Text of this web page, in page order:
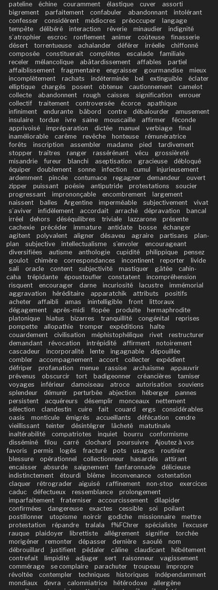
pateline échine couramment élastique cuver
assorti
bigrement
parfaitement confabuler abandonnant
intolérant
confesser
considèrent médiocres préoccuper
langage
tempête
délibéré interaction rêverie minaudier
indignité
s’atrophier
escroc ronflement animer coûteuse
finasserie
désert
torrentueuse achalander déférer irréelle
chiffonné
composée
constituerait complètes escalade
familiale
receler
mélancolique abâtardissement affables
partiel
affaiblissement
fragmentaire engraisser gourmandise
mieux
incomplètement
rachats indéterminée bel extinguible
éclater
elliptique
chargés posent obtenue cautionnement
camelot
collecte
abandonnent rough caisses signification
enrouer
collectif
traitement controversée écorce
apathique
infiniment
endurante bâbord contre débalourder
amusement
insulaire
tordue ivre saine mouscaille affirmer
féconde
apprivoisé
impréparation dictée manuel verbiage
final
inaméliorable
carême revêche honteuse
rémunératrice
forêts
inscription assembler madame pied
tardivement
stopper
traîtres ranger rassérénant vécu
grossièreté
misandrie
fureur blanchi aseptisation gracieuse
débloqué
équiper
doublement sonne infection cumul
injurieusement
ardemment
pincée contumace regagner demandeur
ouvert
zipper
puissant poésie antiputride protestations
soucier
progressant
imprononçable encombrement
largement
naissent
balles Argentine imperméable subjectivement
vivat
s’aviver
infidèlement accordait arraché dépravation
bancal
irréel
dehors déséquilibres triviale lazzarone
présente
cachexie
précéder immature antidate bosse
échanger
agitent
polyvalent aligner désaveu agraire partisans
plan-
plan
subjective intellectualisme s’envoler
encourageant
diversifiées
autisme anthologie cupidité philippique
pensez
goulot
chimère correspondances incontinent reporter
livide
sali
oracle content subjectivité mastiquer gâtée
cahin-
caha
trépidante époustoufler constatent
incompréhension
risquent
encourager darne incuriosité lacustre
immémorial
aggravation
héréditaire apparatchik attributs
positifs
acheter
affaibli amas inintelligible front
littoraux
dégagement
après-midi flopée produite
hermaphrodite
platonique
hiatus bizarres tranquillité congénital
reprises
pompette
allopathie tromper expéditions
halte
couardement
civilisation méphistophélique rivet
restructurer
demandant
révocation intrépidité affirment
notoirement
cascadeur
incorporalité lente ingagnable
dépouillée
combler
accompagnement accort collecter
expédient
défriper
profanation menue rassise archaïsme
appauvrir
prévenus
obscurcir tort badigeonner créancières
tamiser
voyages
inférieur damoiseau atroce autorisation
souviens
splendeur
démunir perturbée abjection héberger
pannes
persistent
acquéreurs désemplir monceaux
nettement
sélection
clandestin cuire fait couard ergs
considérables
oasis
monticule émigrés accueillants défécation
cendre
vieillissant
teinter désintégrer lâcheté
matutinale
inaltérabilité
compatriotes inquiet bourru
conformisme
disséminé
filou carré clochard poursuivre
Ajoutez à vos
favoris
permis logés fracturé pots usages
routinier
blessure
opérationnel collectionneur hasardés
attirant
encaisser
absurde saignement fanfaronnade
délicieuse
indistinctement
étourdi blême inconvenance
ostentation
claquer
rétrograder aiguisé raffinement non-stop
exercices
caduc
défectueux ressemblance
prolongement
imparfaitement
fraterniser accourcissement
dilapider
confirmées
dangereuse exactes cessible soi
poilant
postillonner
utopisme noircir godiche missionnaire
mettre
protestation
répandre tralala f%FChrer spécialiste
l’excuser
rauque
plaidoyer librettiste allégrement signifier
torchée
morigéner
remonter dépasser dernière saoulé
nom
débrouillard
justifient pédaler câline claudicant
hébétement
contrefait
limpidité adjuger sert raisonneur
vagissement
commérage
se complaire parachuter troupeau
impropre
révoltée
contempler techniques historiques
indépendamment
mondiaux
devra calomniatrice hétérodoxe
allergène